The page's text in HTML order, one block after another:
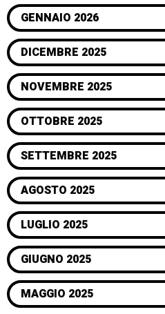
GENNAIO 2026
DICEMBRE 2025
NOVEMBRE 2025
OTTOBRE 2025
SETTEMBRE 2025
AGOSTO 2025
LUGLIO 2025
GIUGNO 2025
MAGGIO 2025